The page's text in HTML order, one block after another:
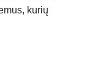
kurių